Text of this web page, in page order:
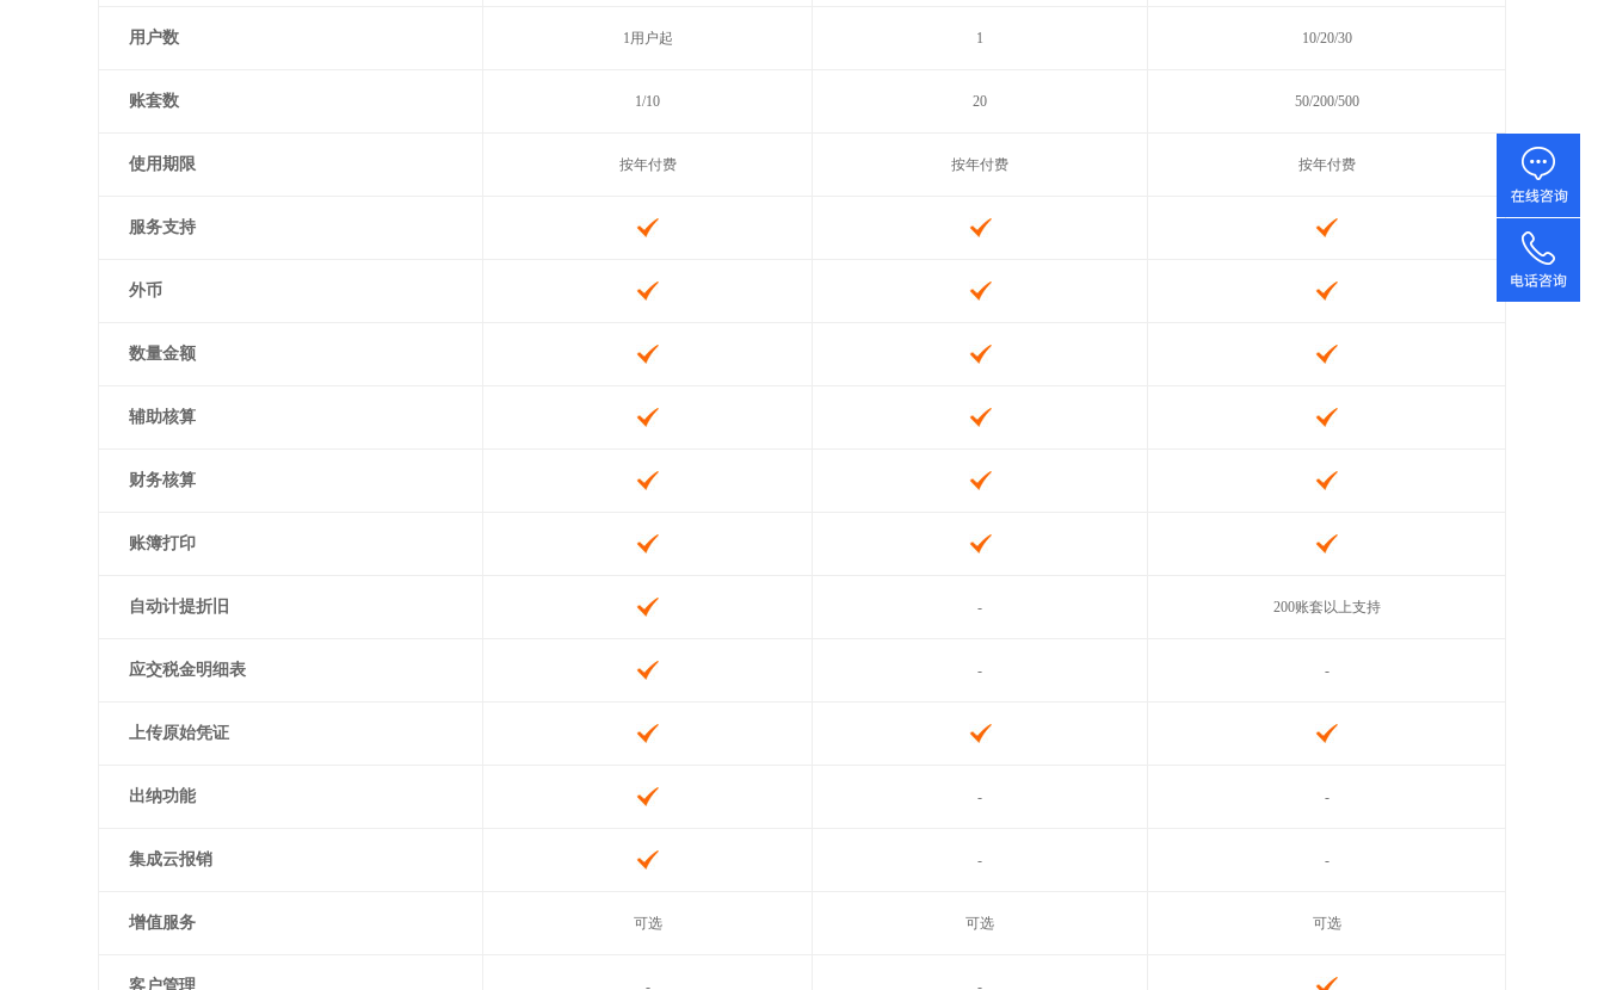
用户数 1用户起 1 10/20/30
账套数 1/10 20 50/200/500
使用期限 按年付费 按年付费 按年付费
服务支持
外币
数量金额
辅助核算
财务核算
账簿打印
自动计提折旧 - 200账套以上支持
应交税金明细表 - -
上传原始凭证
出纳功能 - -
集成云报销 - -
增值服务 可选 可选 可选
客户管理 - -